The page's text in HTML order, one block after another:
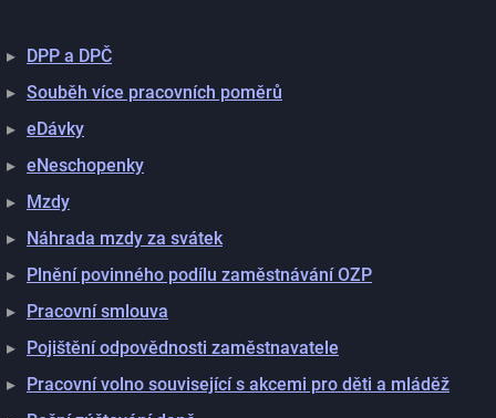
DPP a DPČ
Souběh více pracovních poměrů
eDávky
eNeschopenky
Mzdy
Náhrada mzdy za svátek
Plnění povinného podílu zaměstnávání OZP
Pracovní smlouva
Pojištění odpovědnosti zaměstnavatele
Pracovní volno související s akcemi pro děti a mláděž